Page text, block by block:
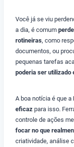
Você já se viu
a dia, é comum
rotineiras, como
documentos, ou
pequenas tarefas
poderia ser utilizado
A boa notícia é que a
eficaz para isso.
controle de ações
focar no que
criatividade, análise